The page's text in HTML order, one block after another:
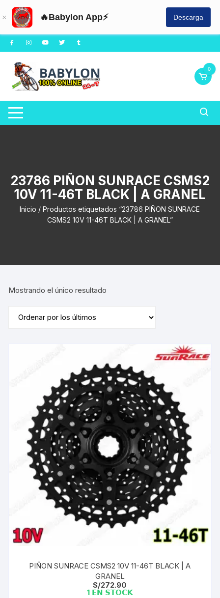
🔥Babylon App⚡ Descarga
Saltar
al
contenido
0
23786 PIÑON SUNRACE CSMS2
10V 11-46T BLACK | A GRANEL
Inicio / Productos etiquetados “23786 PIÑON SUNRACE
CSMS2 10V 11-46T BLACK | A GRANEL”
Mostrando el único resultado
PIÑON SUNRACE CSMS2 10V 11-46T BLACK | A
GRANEL
S/272.90
1 𝗘𝗡 𝗦𝗧𝗢𝗖𝗞